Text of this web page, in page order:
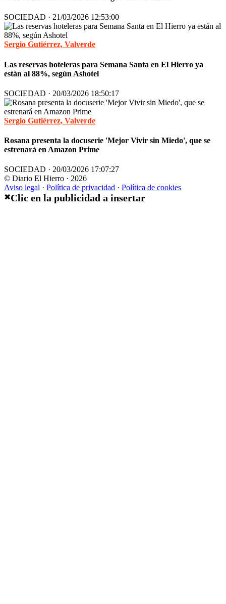
SOCIEDAD · 21/03/2026 12:53:00
Sergio Gutiérrez, Valverde
Las reservas hoteleras para Semana Santa en El Hierro ya
están al 88%, según Ashotel
SOCIEDAD · 20/03/2026 18:50:17
Sergio Gutiérrez, Valverde
Rosana presenta la docuserie 'Mejor Vivir sin Miedo', que se
estrenará en Amazon Prime
SOCIEDAD · 20/03/2026 17:07:27
© Diario El Hierro · 2026
Aviso legal · Política de privacidad · Política de cookies
✖Clic en la publicidad a insertar